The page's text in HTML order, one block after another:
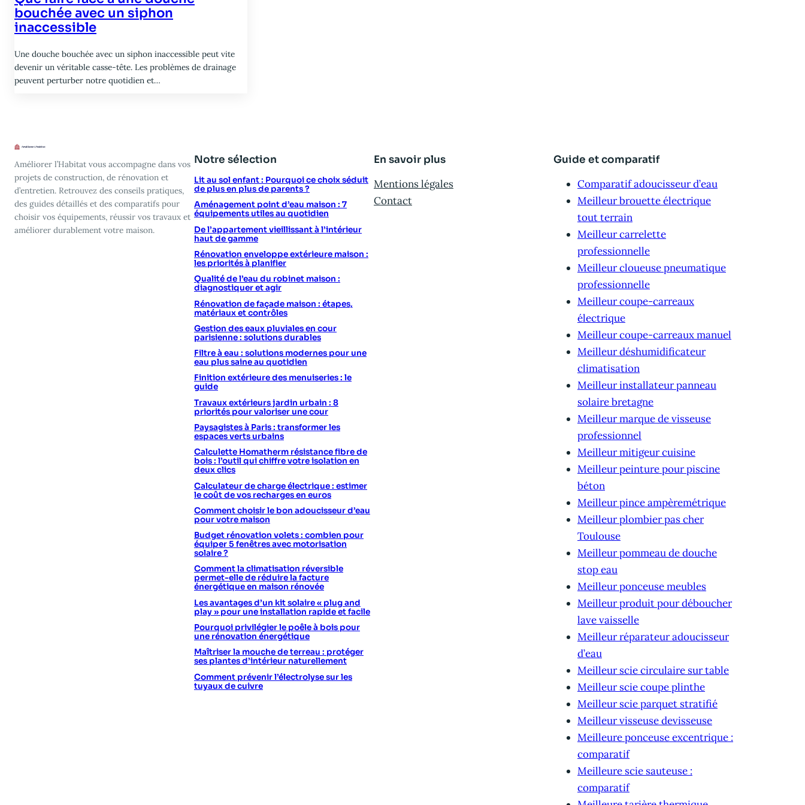
bouchée avec un siphon
inaccessible
Une douche bouchée avec un siphon inaccessible peut vite
devenir un véritable casse-tête. Les problèmes de drainage
peuvent perturber notre quotidien et…
Améliorer l’Habitat vous accompagne dans vos
projets de construction, de rénovation et
d’entretien. Retrouvez des conseils pratiques,
des guides détaillés et des comparatifs pour
choisir vos équipements, réussir vos travaux et
améliorer durablement votre maison.
Notre sélection
Lit au sol enfant : Pourquoi ce choix séduit
de plus en plus de parents ?
Aménagement point d’eau maison : 7
équipements utiles au quotidien
De l’appartement vieillissant à l’intérieur
haut de gamme
Rénovation enveloppe extérieure maison :
les priorités à planifier
Qualité de l’eau du robinet maison :
diagnostiquer et agir
Rénovation de façade maison : étapes,
matériaux et contrôles
Gestion des eaux pluviales en cour
parisienne : solutions durables
Filtre à eau : solutions modernes pour une
eau plus saine au quotidien
Finition extérieure des menuiseries : le
guide
Travaux extérieurs jardin urbain : 8
priorités pour valoriser une cour
Paysagistes à Paris : transformer les
espaces verts urbains
Calculette Homatherm résistance fibre de
bois : l’outil qui chiffre votre isolation en
deux clics
Calculateur de charge électrique : estimer
le coût de vos recharges en euros
Comment choisir le bon adoucisseur d’eau
pour votre maison
Budget rénovation volets : combien pour
équiper 5 fenêtres avec motorisation
solaire ?
Comment la climatisation réversible
permet-elle de réduire la facture
énergétique en maison rénovée
Les avantages d’un kit solaire « plug and
play » pour une installation rapide et facile
Pourquoi privilégier le poêle à bois pour
une rénovation énergétique
Maîtriser la mouche de terreau : protéger
ses plantes d’intérieur naturellement
Comment prévenir l’électrolyse sur les
tuyaux de cuivre
En savoir plus
Mentions légales
Contact
Guide et comparatif
Comparatif adoucisseur d’eau
Meilleur brouette électrique
tout terrain
Meilleur carrelette
professionnelle
Meilleur cloueuse pneumatique
professionnelle
Meilleur coupe-carreaux
électrique
Meilleur coupe-carreaux manuel
Meilleur déshumidificateur
climatisation
Meilleur installateur panneau
solaire bretagne
Meilleur marque de visseuse
professionnel
Meilleur mitigeur cuisine
Meilleur peinture pour piscine
béton
Meilleur pince ampèremétrique
Meilleur plombier pas cher
Toulouse
Meilleur pommeau de douche
stop eau
Meilleur ponceuse meubles
Meilleur produit pour déboucher
lave vaisselle
Meilleur réparateur adoucisseur
d’eau
Meilleur scie circulaire sur table
Meilleur scie coupe plinthe
Meilleur scie parquet stratifié
Meilleur visseuse devisseuse
Meilleure ponceuse excentrique :
comparatif
Meilleure scie sauteuse :
comparatif